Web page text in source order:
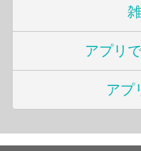
アプリ
アプ